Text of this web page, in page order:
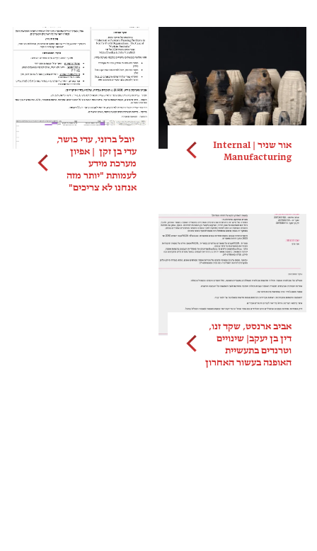
אור שניר | Internal
Manufacturing
יובל ברזני, עדי כושר,
עדי בן זקן | אפיון
מערכת מידע
לעמותת "יותר מזה
אנחנו לא צריכים"
אביב ארנסט, שקד זנו,
דין בן יעקב| שינויים
וטרנדים בתעשיית
האופנה בעשור האחרון